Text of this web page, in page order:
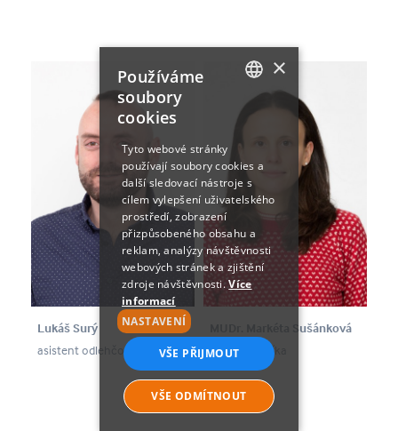
Lukáš Surý
asistent odlehčovacích služeb
MUDr. Markéta Sušánková
externí lékařka
CZECH
ENGLISH
×
Používáme
soubory
cookies
Tyto webové stránky
používají soubory cookies a
další sledovací nástroje s
cílem vylepšení uživatelského
prostředí, zobrazení
přizpůsobeného obsahu a
reklam, analýzy návštěvnosti
webových stránek a zjištění
zdroje návštěvnosti.Více
informací
NASTAVENÍ
VŠE PŘIJMOUT
VŠE ODMÍTNOUT